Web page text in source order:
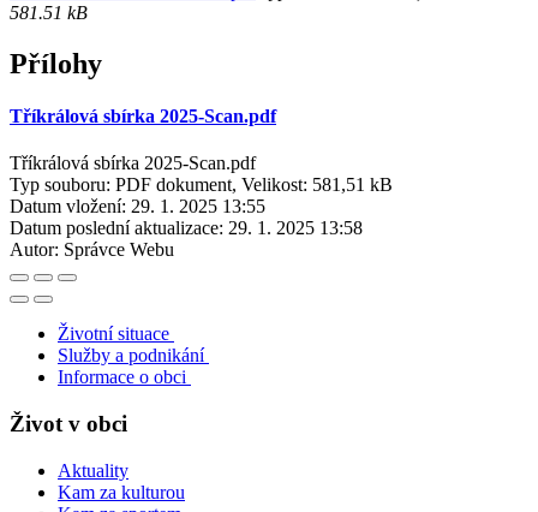
581.51 kB
Přílohy
Tříkrálová sbírka 2025-Scan.pdf
Tříkrálová sbírka 2025-Scan.pdf
Typ souboru: PDF dokument, Velikost: 581,51 kB
Datum vložení: 29. 1. 2025 13:55
Datum poslední aktualizace: 29. 1. 2025 13:58
Autor: Správce Webu
Životní situace
Služby a podnikání
Informace o obci
Život v obci
Aktuality
Kam za kulturou